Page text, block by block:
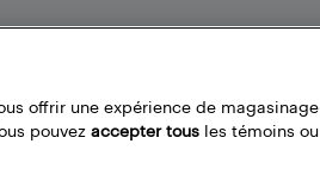
de confidentialité Bestbuy.ca
offrir une expérience de magasinage
pouvez accepter tous les témoins ou